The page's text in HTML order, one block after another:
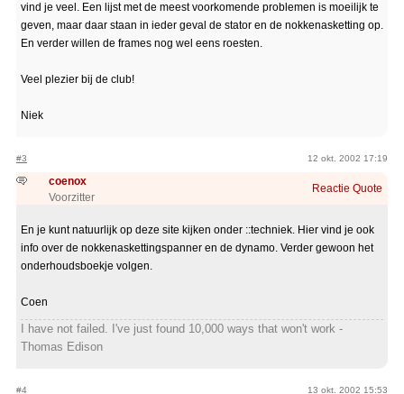
vind je veel. Een lijst met de meest voorkomende problemen is moeilijk te
geven, maar daar staan in ieder geval de stator en de nokkenasketting op.
En verder willen de frames nog wel eens roesten.
Veel plezier bij de club!
Niek
#3 12 okt. 2002 17:19
coenox
Voorzitter
Reactie Quote
En je kunt natuurlijk op deze site kijken onder ::techniek. Hier vind je ook
info over de nokkenaskettingspanner en de dynamo. Verder gewoon het
onderhoudsboekje volgen.
Coen
I have not failed. I've just found 10,000 ways that won't work -
Thomas Edison
#4 13 okt. 2002 15:53